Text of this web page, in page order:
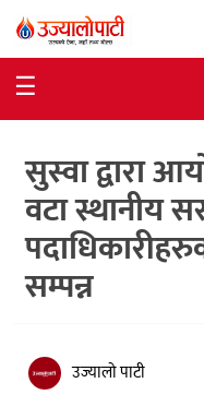
राजनीति
विशेष
आर्थिक
विचार
अन्तर्वार्ता
मनोरञ्जन
☰
सुस्वा द्वारा
वटा स्थानीय
सम्पन्न
उज्यालो पाटी